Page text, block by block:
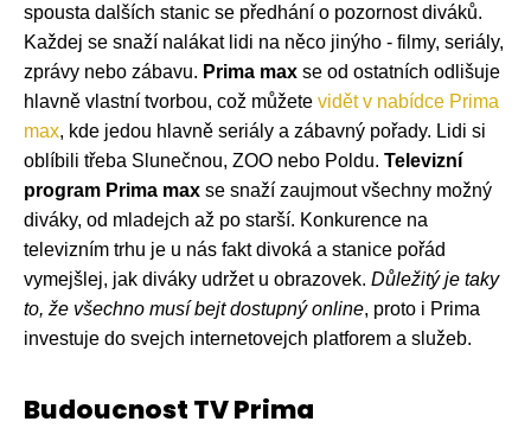
spousta dalších stanic se předhání o pozornost diváků.
Každej se snaží nalákat lidi na něco jinýho - filmy, seriály,
zprávy nebo zábavu. Prima max se od ostatních odlišuje
hlavně vlastní tvorbou, což můžete vidět v nabídce Prima
max, kde jedou hlavně seriály a zábavný pořady. Lidi si
oblíbili třeba Slunečnou, ZOO nebo Poldu. Televizní
program Prima max se snaží zaujmout všechny možný
diváky, od mladejch až po starší. Konkurence na
televizním trhu je u nás fakt divoká a stanice pořád
vymejšlej, jak diváky udržet u obrazovek. Důležitý je taky
to, že všechno musí bejt dostupný online, proto i Prima
investuje do svejch internetovejch platforem a služeb.
Budoucnost TV Prima